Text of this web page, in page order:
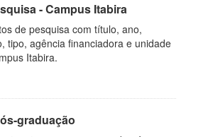
- Campus Itabira
de pesquisa com título, ano,
tipo, agência financiadora e unidade
Itabira.
graduação